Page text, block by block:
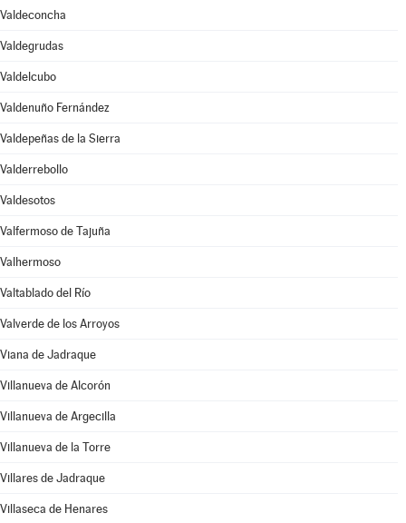
Valdeconcha
Valdegrudas
Valdelcubo
Valdenuño Fernández
Valdepeñas de la Sierra
Valderrebollo
Valdesotos
Valfermoso de Tajuña
Valhermoso
Valtablado del Río
Valverde de los Arroyos
Viana de Jadraque
Villanueva de Alcorón
Villanueva de Argecilla
Villanueva de la Torre
Villares de Jadraque
Villaseca de Henares